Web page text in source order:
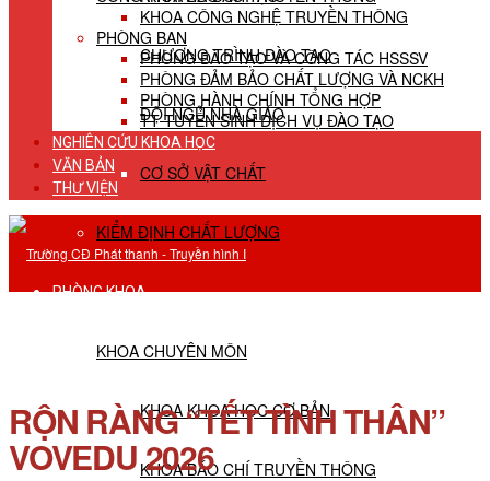
CHƯƠNG TRÌNH ĐÀO TẠO
ĐỘI NGŨ NHÀ GIÁO
CƠ SỞ VẬT CHẤT
KIỂM ĐỊNH CHẤT LƯỢNG
PHÒNG KHOA
KHOA CHUYÊN MÔN
KHOA KHOA HỌC CƠ BẢN
KHOA BÁO CHÍ TRUYỀN THÔNG
KHOA CÔNG NGHỆ TRUYỀN THÔNG
PHÒNG BAN
PHÒNG ĐÀO TẠO VÀ CÔNG TÁC HSSSV
PHÒNG ĐẢM BẢO CHẤT LƯỢNG VÀ NCKH
PHÒNG HÀNH CHÍNH TỔNG HỢP
TT TUYỂN SINH DỊCH VỤ ĐÀO TẠO
NGHIÊN CỨU KHOA HỌC
VĂN BẢN
THƯ VIỆN
RỘN RÀNG “TẾT TÌNH THÂN”
VOVEDU 2026